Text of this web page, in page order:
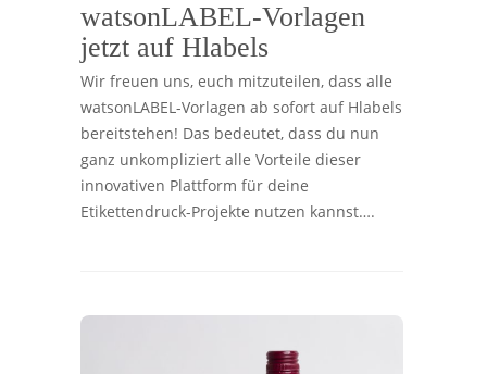
watsonLABEL-Vorlagen
jetzt auf Hlabels
Wir freuen uns, euch mitzuteilen, dass alle
watsonLABEL-Vorlagen ab sofort auf Hlabels
bereitstehen! Das bedeutet, dass du nun
ganz unkompliziert alle Vorteile dieser
innovativen Plattform für deine
Etikettendruck-Projekte nutzen kannst….